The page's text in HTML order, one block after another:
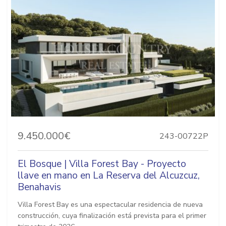
9.450.000€ 243-00722P
El Bosque | Villa Forest Bay - Proyecto
llave en mano en La Reserva del Alcuzcuz,
Benahavis
Villa Forest Bay es una espectacular residencia de nueva
construcción, cuya finalización está prevista para el primer